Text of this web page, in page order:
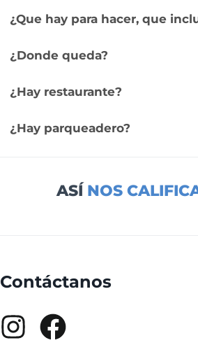
¿Que hay para hacer, que
¿Donde queda?
¿Hay restaurante?
¿Hay parqueadero?
ASÍ NOS
Contáctanos